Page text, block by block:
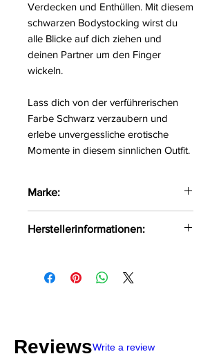
Verdecken und Enthüllen. Mit diesem
schwarzen Bodystocking wirst du
alle Blicke auf dich ziehen und
deinen Partner um den Finger
wickeln.
Lass dich von der verführerischen
Farbe Schwarz verzaubern und
erlebe unvergessliche erotische
Momente in diesem sinnlichen Outfit.
Marke:
Herstellerinformationen:
1 A Koszalin, Polen, 75-847
ReviewsWrite a review